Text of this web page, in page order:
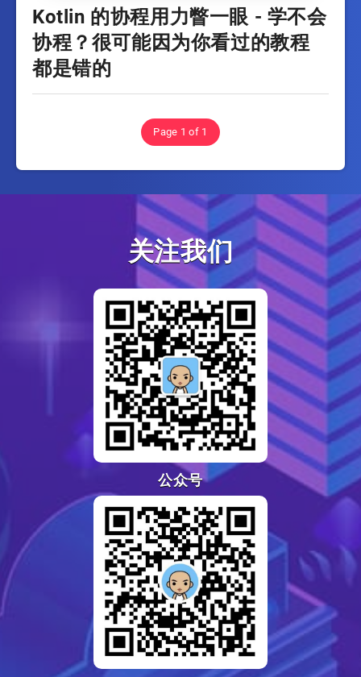
Kotlin 的协程用力瞥一眼 - 学不会
协程？很可能因为你看过的教程
都是错的
Page 1 of 1
关注我们
公众号